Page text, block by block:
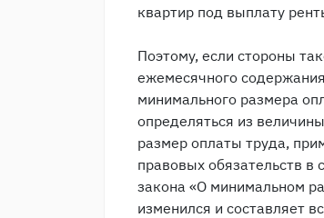
квартир под выплату
Поэтому, если стороны
ежемесячного
минимального размера
определяться из
размер оплаты труда,
правовых обязательств в
закона «О минимальном
изменился и составляет